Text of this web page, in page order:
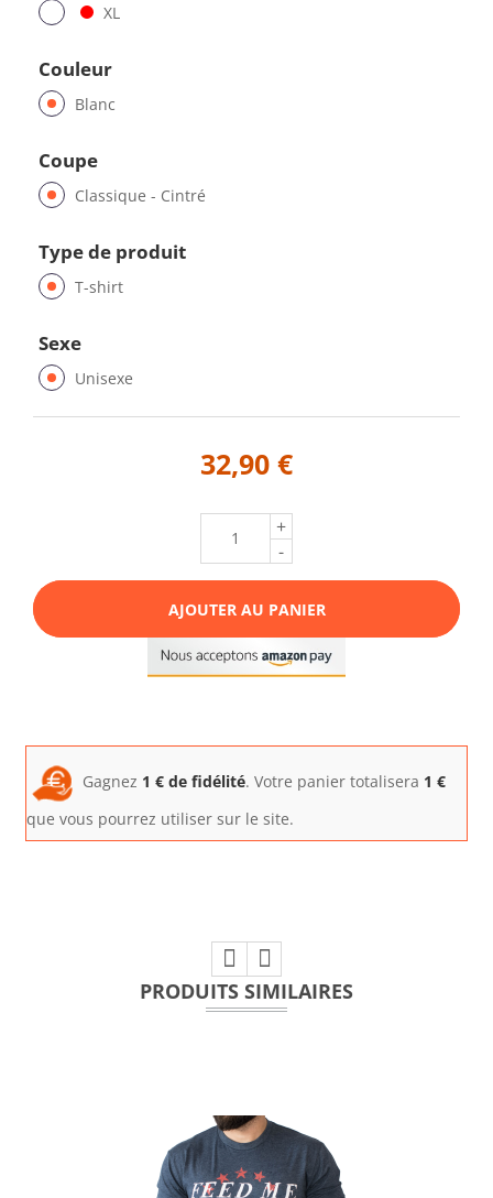
XL
Couleur
Blanc
Coupe
Classique - Cintré
Type de produit
T-shirt
Sexe
Unisexe
32,90 €
+
-
AJOUTER AU PANIER
Gagnez 1 € de fidélité. Votre panier totalisera 1 €
que vous pourrez utiliser sur le site.
PRODUITS SIMILAIRES